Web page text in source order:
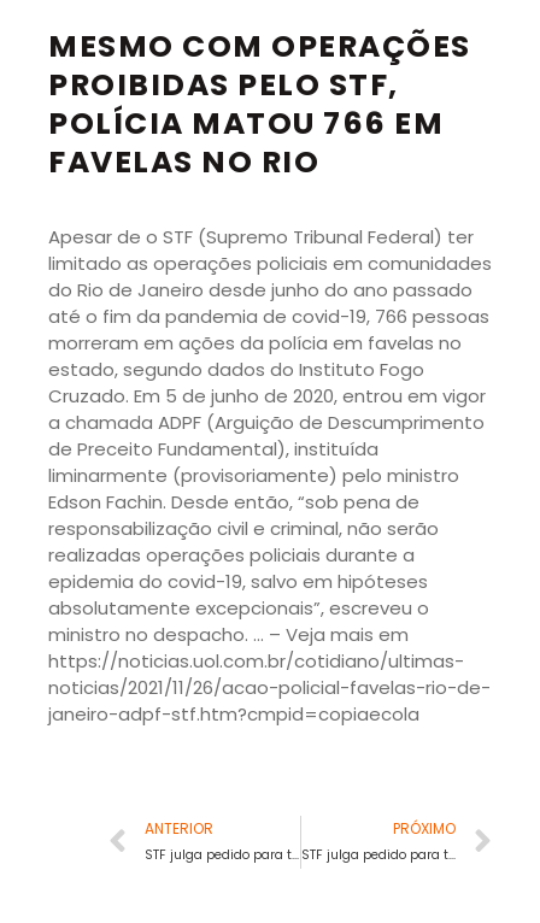
MESMO COM OPERAÇÕES
PROIBIDAS PELO STF,
POLÍCIA MATOU 766 EM
FAVELAS NO RIO
Apesar de o STF (Supremo Tribunal Federal) ter
limitado as operações policiais em comunidades
do Rio de Janeiro desde junho do ano passado
até o fim da pandemia de covid-19, 766 pessoas
morreram em ações da polícia em favelas no
estado, segundo dados do Instituto Fogo
Cruzado. Em 5 de junho de 2020, entrou em vigor
a chamada ADPF (Arguição de Descumprimento
de Preceito Fundamental), instituída
liminarmente (provisoriamente) pelo ministro
Edson Fachin. Desde então, “sob pena de
responsabilização civil e criminal, não serão
realizadas operações policiais durante a
epidemia do covid-19, salvo em hipóteses
absolutamente excepcionais”, escreveu o
ministro no despacho. … – Veja mais em
https://noticias.uol.com.br/cotidiano/ultimas-
noticias/2021/11/26/acao-policial-favelas-rio-de-
janeiro-adpf-stf.htm?cmpid=copiaecola
ANTERIOR
STF julga pedido para trancar inquérito da PF que apura vazamentos na CPI
PRÓXIMO
STF julga pedido para trancar inquérito da PF que apura vazamentos na CPI